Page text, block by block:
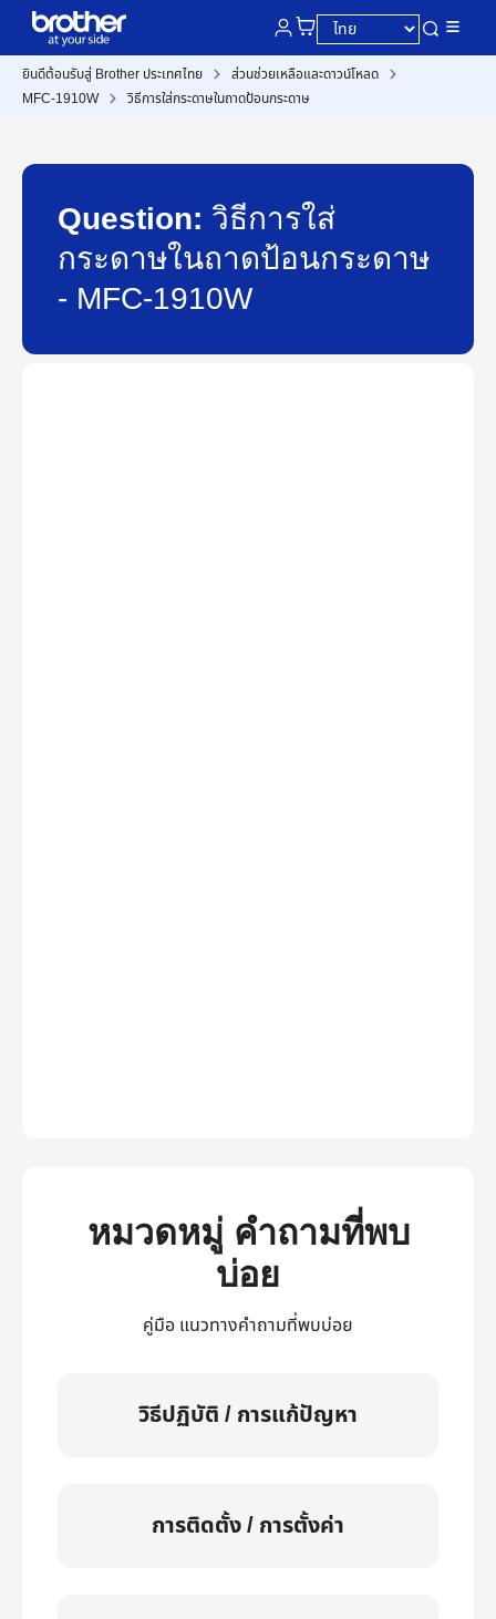
ยินดีต้อนรับสู่ Brother ประเทศไทย
ส่วนช่วยเหลือและดาวน์โหลด
MFC-1910W
วิธีการใส่กระดาษในถาดป้อนกระดาษ
Question: วิธีการใส่
กระดาษในถาดป้อนกระดาษ
- MFC-1910W
หมวดหมู่ คำถามที่พบ
บ่อย
คู่มือ แนวทางคำถามที่พบบ่อย
วิธีปฏิบัติ / การแก้ปัญหา
การติดตั้ง / การตั้งค่า